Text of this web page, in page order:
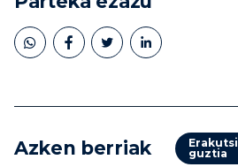
Azken berriak
Erakutsi
guztia